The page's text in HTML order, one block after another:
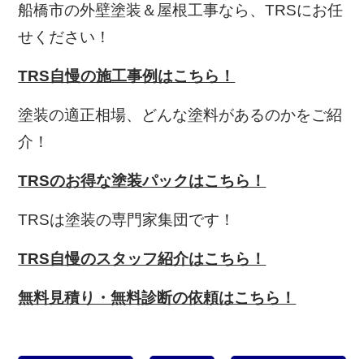
船橋市の外壁塗装＆屋根工事なら、TRSにお任
せください！
TRS自慢の施工事例はこちら！
塗装の適正相場、どんな塗料があるのかをご紹
介！
TRSのお得な塗装パックはこちら！
TRSは塗装の専門家集団です！
TRS自慢のスタッフ紹介はこちら！
無料見積り・無料診断の依頼はこちら！